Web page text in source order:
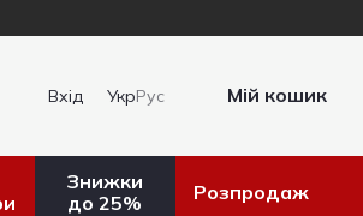
Вхід УкрРус Мій кошик
Знижки
до 25%
Розпродаж